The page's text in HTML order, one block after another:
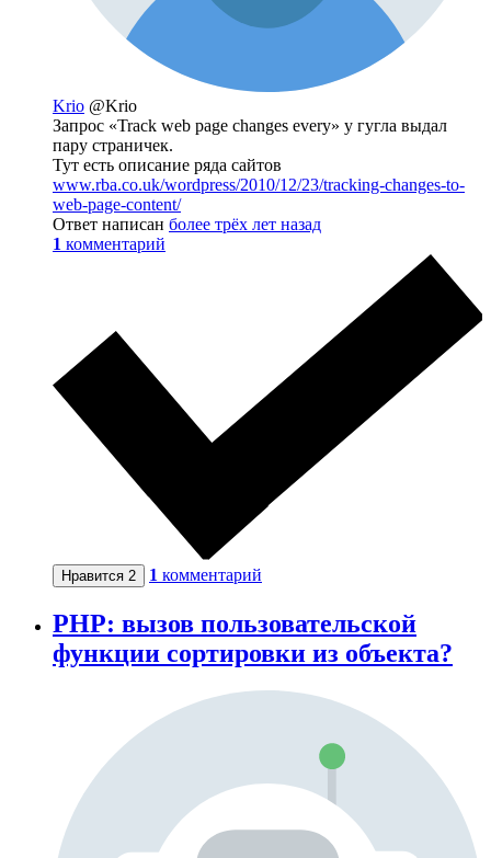
Krio @Krio
Запрос «Track web page changes every» у гугла выдал
пару страничек.
Тут есть описание ряда сайтов
www.rba.co.uk/wordpress/2010/12/23/tracking-changes-to-
web-page-content/
Ответ написан более трёх лет назад
1 комментарий
Нравится 2 1 комментарий
PHP: вызов пользовательской
функции сортировки из объекта?